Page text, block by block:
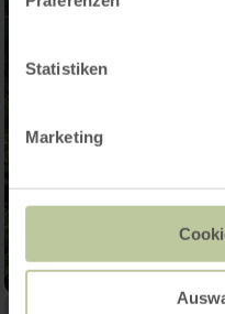
Statistiken
Marketing